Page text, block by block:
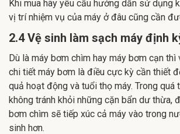
Khi mua hãy yêu cầu hướng dẫn sử dụng
vị trí nhiệm vụ của máy ở đâu cũng cần
2.4 Vệ sinh làm sạch máy định
Dù là máy bơm chìm hay máy bơm cạn thì
chi tiết máy bơm là điều cực kỳ cần thiết
quả hoạt động và tuổi thọ máy. Trong quá
không tránh khỏi những cặn bẩn dư thừa,
bơm chìm sẽ tiếp xúc cả máy vào trong
sinh hơn.